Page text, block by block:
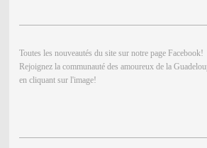
Toutes les nouveautés du site sur notre page Facebook!
Rejoignez la communauté des amoureux de la
en cliquant sur l'image!